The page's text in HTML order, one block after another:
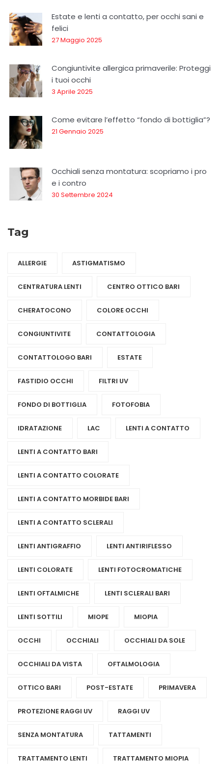
Estate e lenti a contatto, per occhi sani e
felici
27 Maggio 2025
Congiuntivite allergica primaverile: Proteggi
i tuoi occhi
3 Aprile 2025
Come evitare l’effetto “fondo di bottiglia”?
21 Gennaio 2025
Occhiali senza montatura: scopriamo i pro
e i contro
30 Settembre 2024
Tag
ALLERGIE ASTIGMATISMO
CENTRATURA LENTI CENTRO OTTICO BARI
CHERATOCONO COLORE OCCHI
CONGIUNTIVITE CONTATTOLOGIA
CONTATTOLOGO BARI ESTATE
FASTIDIO OCCHI FILTRI UV
FONDO DI BOTTIGLIA FOTOFOBIA
IDRATAZIONE LAC LENTI A CONTATTO
LENTI A CONTATTO BARI
LENTI A CONTATTO COLORATE
LENTI A CONTATTO MORBIDE BARI
LENTI A CONTATTO SCLERALI
LENTI ANTIGRAFFIO LENTI ANTIRIFLESSO
LENTI COLORATE LENTI FOTOCROMATICHE
LENTI OFTALMICHE LENTI SCLERALI BARI
LENTI SOTTILI MIOPE MIOPIA
OCCHI OCCHIALI OCCHIALI DA SOLE
OCCHIALI DA VISTA OFTALMOLOGIA
OTTICO BARI POST-ESTATE PRIMAVERA
PROTEZIONE RAGGI UV RAGGI UV
SENZA MONTATURA TATTAMENTI
TRATTAMENTO LENTI TRATTAMENTO MIOPIA